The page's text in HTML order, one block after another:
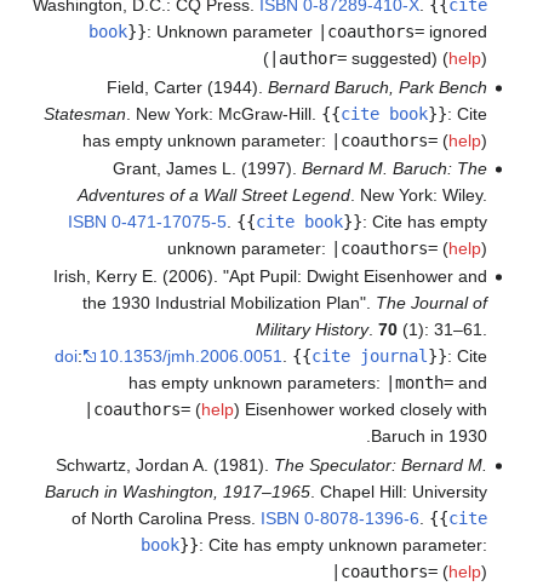
Washington, D.C.: CQ Press.ISBN 0-87289-410-X. {{cite
book }}:Unknown parameter|coauthors=ignored
(|author=suggested) (help
Field, Carter (1944).Bernard Baruch, Park Bench
Statesman. New York: McGraw-Hill. {{cite book }}:Cite
has empty unknown parameter:|coauthors=(help
Grant, James L. (1997).Bernard M. Baruch: The
Adventures of a Wall Street Legend. New York: Wiley.
ISBN 0-471-17075-5. {{cite book }}:Cite has empty
unknown parameter:|coauthors=(help
Irish, Kerry E. (2006). "Apt Pupil: Dwight Eisenhower and
the 1930 Industrial Mobilization Plan".The Journal of
Military History.70(1): 31–61.
doi: 10.1353/jmh.2006.0051. {{cite journal }}:Cite
has empty unknown parameters:|month=and
|coauthors=(help)Eisenhower worked closely with
Baruch in 1930.
Schwartz, Jordan A. (1981).The Speculator: Bernard M.
Baruch in Washington, 1917–1965. Chapel Hill: University
of North Carolina Press.ISBN 0-8078-1396-6. {{cite
book }}:Cite has empty unknown parameter:
|coauthors=(help